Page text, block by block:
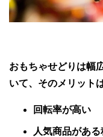
おもちゃせどりは幅
いて、そのメリット
回転率が高い
人気商品があ